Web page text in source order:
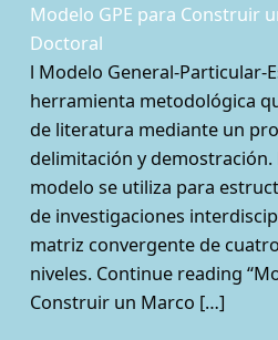
Modelo GPE para Construir
Doctoral
l Modelo General-Particular-
herramienta metodológica
de literatura mediante un
delimitación y demostración.
modelo se utiliza para
de investigaciones
matriz convergente de
niveles. Continue reading
Construir un Marco […]